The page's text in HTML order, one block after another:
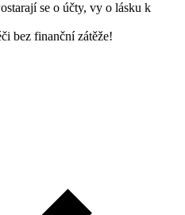
se o účty, vy o lásku k
bez finanční zátěže!